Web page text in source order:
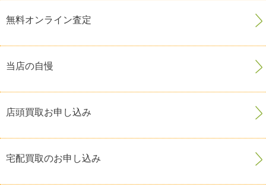
無料オンライン査定
当店の自慢
店頭買取お申し込み
宅配買取のお申し込み